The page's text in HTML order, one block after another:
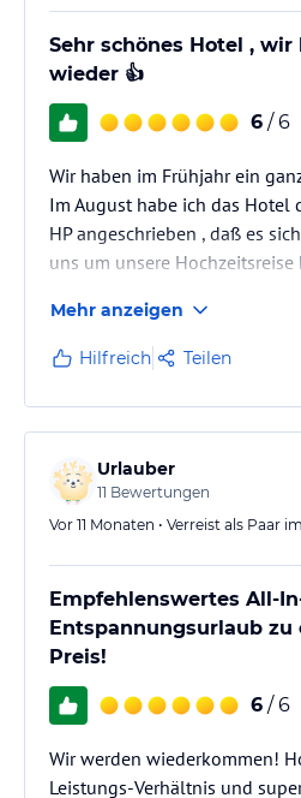
Sehr schönes Hotel ,
wieder 👍
6 / 6
Wir haben im Frühjahr ein
Im August habe ich das Hotel
HP angeschrieben , daß es
uns um unsere Hochzeitsreise
herzlich gratuliert, dann die
wir uns das Cactus Royal
haben dann eine Juniorsuite (
einer guten Lage mit Sekt ,
Überraschung bekommen .
Managerin erkenntlich…
Mehr anzeigen
Hilfreich Teilen
Urlauber
11 Bewertungen
Vor 11 Monaten • Verreist als Paar
Empfehlenswertes All-
Entspannungsurlaub zu
Preis!
6 / 6
Wir werden wiederkommen!
Leistungs-Verhältnis und